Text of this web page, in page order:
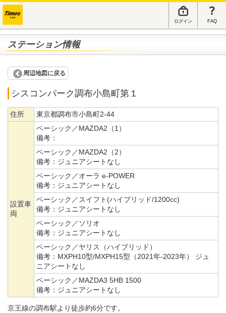
ログイン FAQ
ステーション情報
周辺地図に戻る
シスコンパーク調布小島町第１
住所 東京都調布市小島町2-44
設置車
両
ベーシック／MAZDA2（1）
備考：
ベーシック／MAZDA2（2）
備考： ジュニアシートなし
ベーシック／オーラ e-POWER
備考： ジュニアシートなし
ベーシック／スイフト(ハイブリッド/1200cc)
備考： ジュニアシートなし
ベーシック／ソリオ
備考： ジュニアシートなし
ベーシック／ヤリス（ハイブリッド）
備考： MXPH10型/MXPH15型（2021年-2023年） ジュ
ニアシートなし
ベーシック／MAZDA3 5HB 1500
備考： ジュニアシートなし
京王線の調布駅より徒歩約6分です。